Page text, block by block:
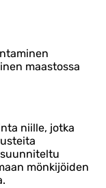
maastossa
niille, jotka
mönkijöiden